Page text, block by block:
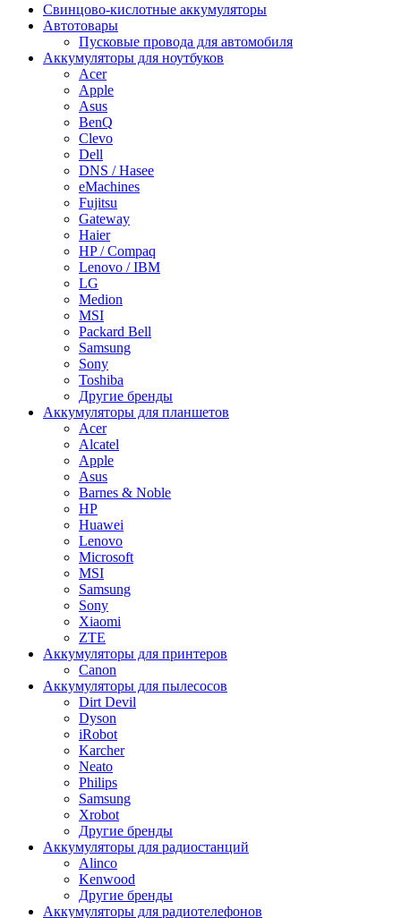
Cвинцово-кислотные аккумуляторы
Автотовары
Пусковые провода для автомобиля
Аккумуляторы для ноутбуков
Acer
Apple
Asus
BenQ
Clevo
Dell
DNS / Hasee
eMachines
Fujitsu
Gateway
Haier
HP / Compaq
Lenovo / IBM
LG
Medion
MSI
Packard Bell
Samsung
Sony
Toshiba
Другие бренды
Аккумуляторы для планшетов
Acer
Alcatel
Apple
Asus
Barnes & Noble
HP
Huawei
Lenovo
Microsoft
MSI
Samsung
Sony
Xiaomi
ZTE
Аккумуляторы для принтеров
Canon
Аккумуляторы для пылесосов
Dirt Devil
Dyson
iRobot
Karcher
Neato
Philips
Samsung
Xrobot
Другие бренды
Аккумуляторы для радиостанций
Alinco
Kenwood
Другие бренды
Аккумуляторы для радиотелефонов